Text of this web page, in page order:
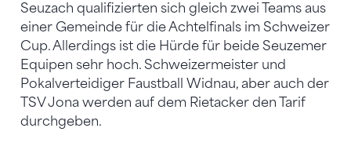
Seuzach qualifizierten sich gleich zwei Teams aus
einer Gemeinde für die Achtelfinals im Schweizer
Cup. Allerdings ist die Hürde für beide Seuzemer
Equipen sehr hoch. Schweizermeister und
Pokalverteidiger Faustball Widnau, aber auch der
TSV Jona werden auf dem Rietacker den Tarif
durchgeben.